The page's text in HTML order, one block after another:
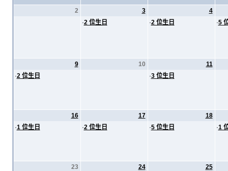
2
3
·2 位生日
4
·2 位生日 ·5
9
·2 位生日
10
11
·3 位生日
16
·1 位生日
17
·2 位生日
18
·5 位生日 ·1
23
24
25